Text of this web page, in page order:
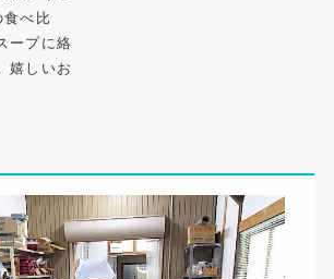
食べ比
ープに絡
嬉しいお